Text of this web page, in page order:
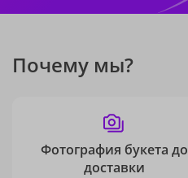
Почему мы?
Фотография букета до
доставки